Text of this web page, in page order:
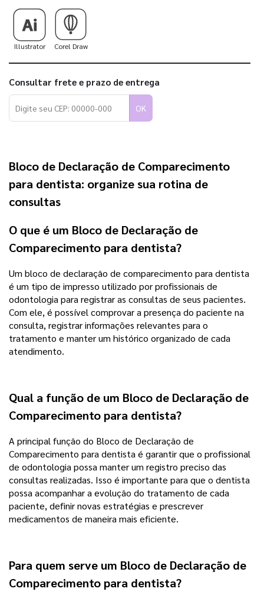
Illustrator Corel Draw
Consultar frete e prazo de entrega
OK
Bloco de Declaração de Comparecimento
para dentista: organize sua rotina de
consultas
O que é um Bloco de Declaração de
Comparecimento para dentista?
Um bloco de declaração de comparecimento para dentista
é um tipo de impresso utilizado por profissionais de
odontologia para registrar as consultas de seus pacientes.
Com ele, é possível comprovar a presença do paciente na
consulta, registrar informações relevantes para o
tratamento e manter um histórico organizado de cada
atendimento.
Qual a função de um Bloco de Declaração de
Comparecimento para dentista?
A principal função do Bloco de Declaração de
Comparecimento para dentista é garantir que o profissional
de odontologia possa manter um registro preciso das
consultas realizadas. Isso é importante para que o dentista
possa acompanhar a evolução do tratamento de cada
paciente, definir novas estratégias e prescrever
medicamentos de maneira mais eficiente.
Para quem serve um Bloco de Declaração de
Comparecimento para dentista?